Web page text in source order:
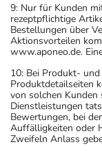
9: Nur für Kunden
rezeptpflichtige
Bestellungen über
Aktionsvorteilen
www.aponeo.de.
10: Bei Produkt-
Produktdetailseiten
von solchen Kunden
Dienstleistungen
Bewertungen, bei
Auffälligkeiten oder
Zweifeln Anlass